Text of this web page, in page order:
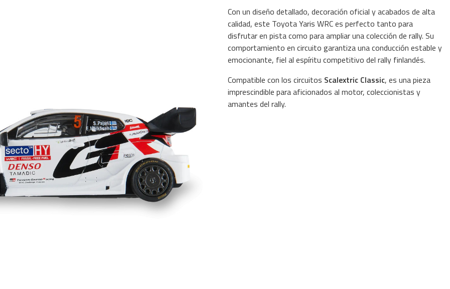
Con un diseño detallado, decoración oficial y acabados de alta
calidad, este Toyota Yaris WRC es perfecto tanto para
disfrutar en pista como para ampliar una colección de rally. Su
comportamiento en circuito garantiza una conducción estable y
emocionante, fiel al espíritu competitivo del rally finlandés.
Compatible con los circuitos Scalextric Classic, es una pieza
imprescindible para aficionados al motor, coleccionistas y
amantes del rally.